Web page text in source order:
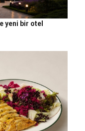
yeni bir otel